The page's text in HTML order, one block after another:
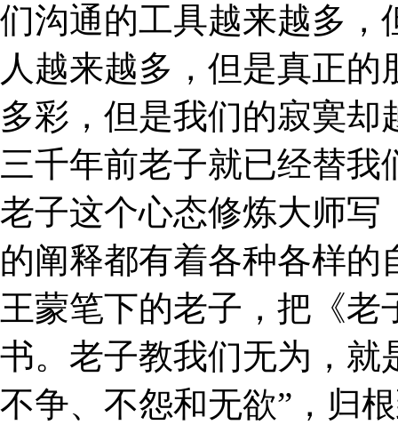
们沟通的工具越来越多，
人越来越多，但是真正
多彩，但是我们的寂寞
三千年前老子就已经替
老子这个心态修炼大师写
的阐释都有着各种各样
王蒙笔下的老子，把《
书。老子教我们无为，就
不争、不怨和无欲”，归